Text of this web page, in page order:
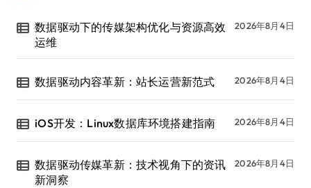
数据驱动下的传媒架构优化与资源高效
运维
2026年8月4日
数据驱动内容革新：站长运营新范式 2026年8月4日
iOS开发：Linux数据库环境搭建指南 2026年8月4日
数据驱动传媒革新：技术视角下的资讯
新洞察
2026年8月4日